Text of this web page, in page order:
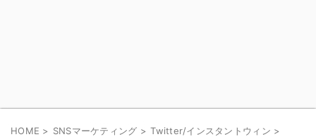
HOME > SNSマーケティング > Twitter/インスタントウィン >